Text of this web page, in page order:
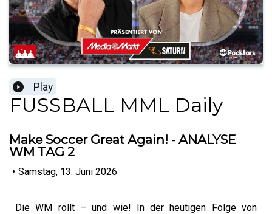
Play
FUSSBALL MML Daily
Make Soccer Great Again! - ANALYSE
WM TAG 2
• Samstag, 13. Juni 2026
Die WM rollt – und wie! In der heutigen Folge von